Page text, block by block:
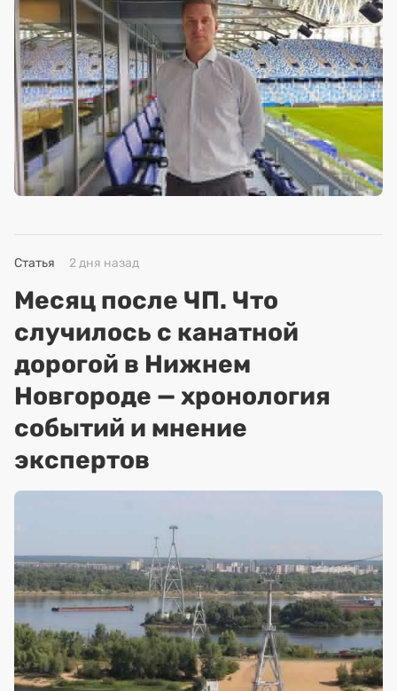
Статья 2 дня назад
Месяц после ЧП. Что
случилось с канатной
дорогой в Нижнем
Новгороде — хронология
событий и мнение
экспертов